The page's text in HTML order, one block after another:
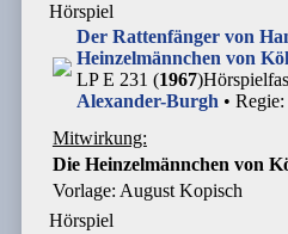
Hörspiel
Der Rattenfänger von
Heinzelmännchen von
LP E 231 (1967)
Alexander-Burgh • Regie:
Mitwirkung:
Die Heinzelmännchen von
Vorlage: August Kopisch
Hörspiel